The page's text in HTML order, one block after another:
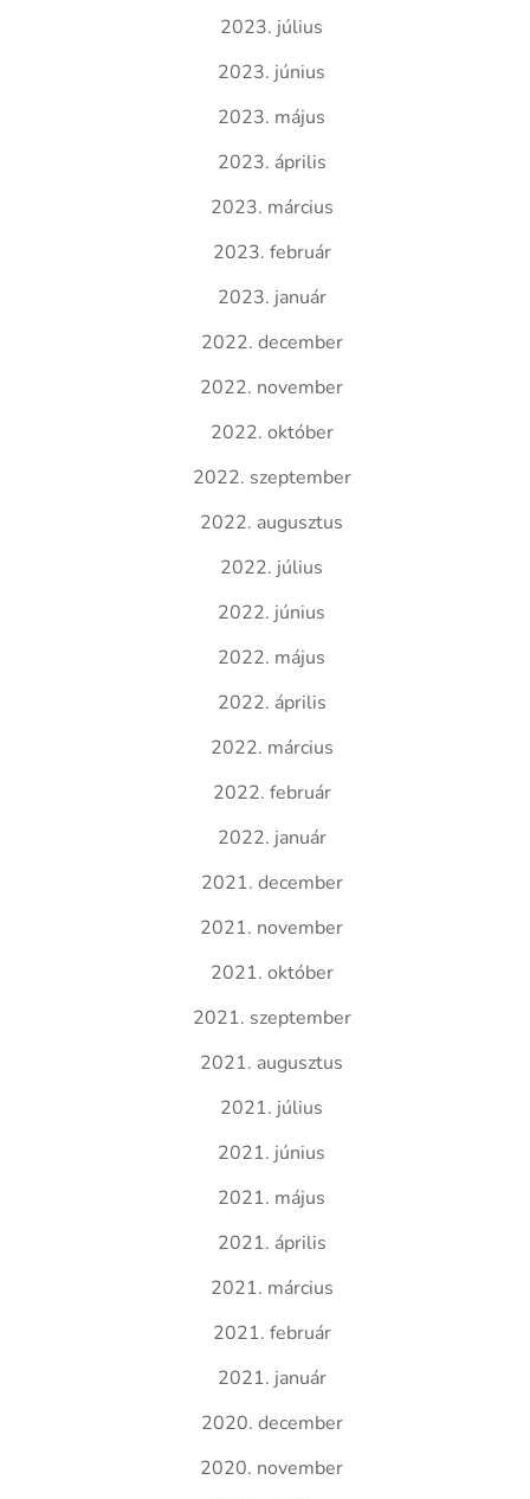
2023. július
2023. június
2023. május
2023. április
2023. március
2023. február
2023. január
2022. december
2022. november
2022. október
2022. szeptember
2022. augusztus
2022. július
2022. június
2022. május
2022. április
2022. március
2022. február
2022. január
2021. december
2021. november
2021. október
2021. szeptember
2021. augusztus
2021. július
2021. június
2021. május
2021. április
2021. március
2021. február
2021. január
2020. december
2020. november